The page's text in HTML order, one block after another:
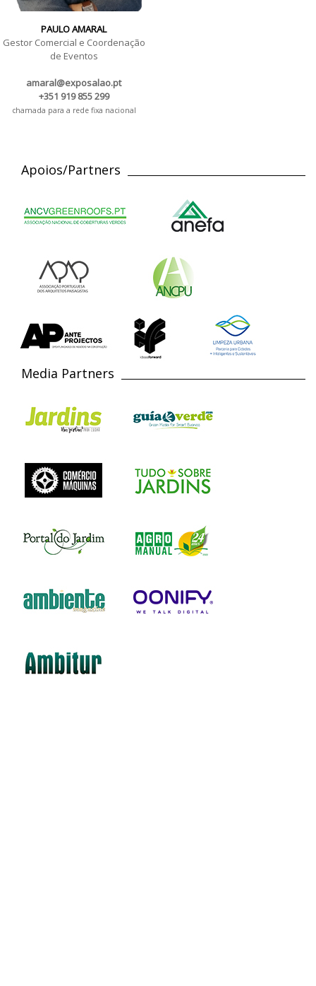
PAULO AMARAL
Gestor Comercial e Coordenação
de Eventos
amaral@exposalao.pt
+351 919 855 299
chamada para a rede fixa nacional
Apoios/Partners
Media Partners